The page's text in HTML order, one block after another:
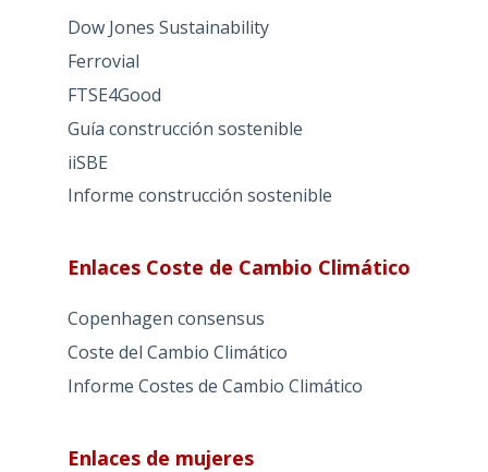
Dow Jones Sustainability
Ferrovial
FTSE4Good
Guía construcción sostenible
iiSBE
Informe construcción sostenible
Enlaces Coste de Cambio Climático
Copenhagen consensus
Coste del Cambio Climático
Informe Costes de Cambio Climático
Enlaces de mujeres